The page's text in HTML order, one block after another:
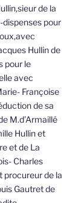
de la
dispenses pour
Hullin de
pour le
avec
Françoise
de sa
M.d’Armaillé
Hullin et
et de La
Charles
procureur de la
Gautret de